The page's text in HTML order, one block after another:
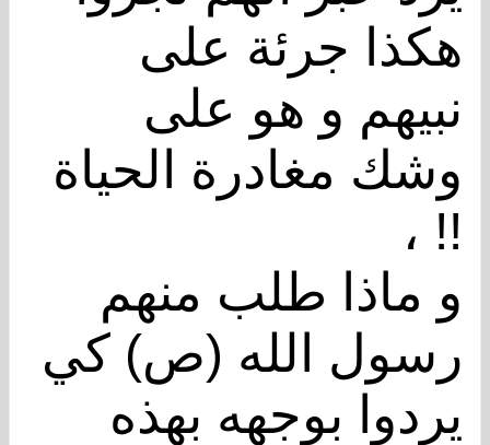
هكذا جرئة على
نبيهم و هو على
وشك مغادرة الحياة
!! ،
و ماذا طلب منهم
رسول الله (ص) كي
يردوا بوجهه بهذه